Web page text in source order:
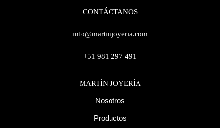
CONTÁCTANOS
info@martinjoyeria.com
+51 981 297 491
MARTÍN JOYERÍA
Nosotros
Productos